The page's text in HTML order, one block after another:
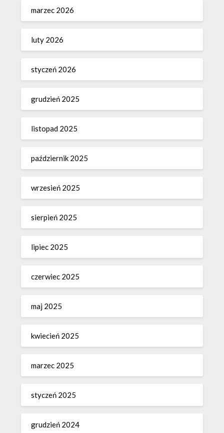
marzec 2026
luty 2026
styczeń 2026
grudzień 2025
listopad 2025
październik 2025
wrzesień 2025
sierpień 2025
lipiec 2025
czerwiec 2025
maj 2025
kwiecień 2025
marzec 2025
styczeń 2025
grudzień 2024